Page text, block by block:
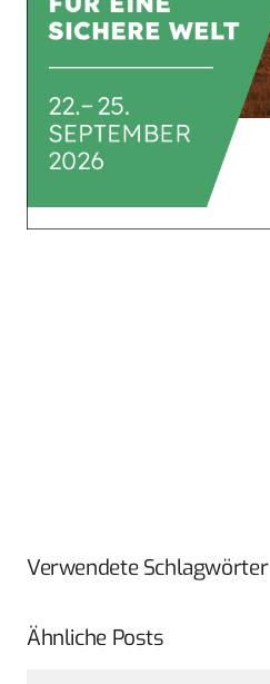
Verwendete Schlagwörter
Ähnliche Posts